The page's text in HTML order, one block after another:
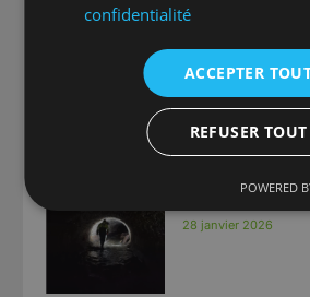
Installation d’un
Carrières de la
Formation «
28 janvier 2026
confidentialité
ACCEPTER
REFUSER TOUT
POWERED